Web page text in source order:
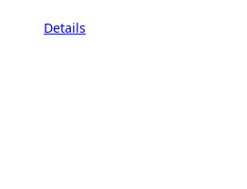
Details